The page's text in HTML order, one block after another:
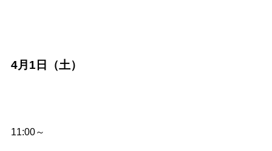
4月1日（土）
11:00～